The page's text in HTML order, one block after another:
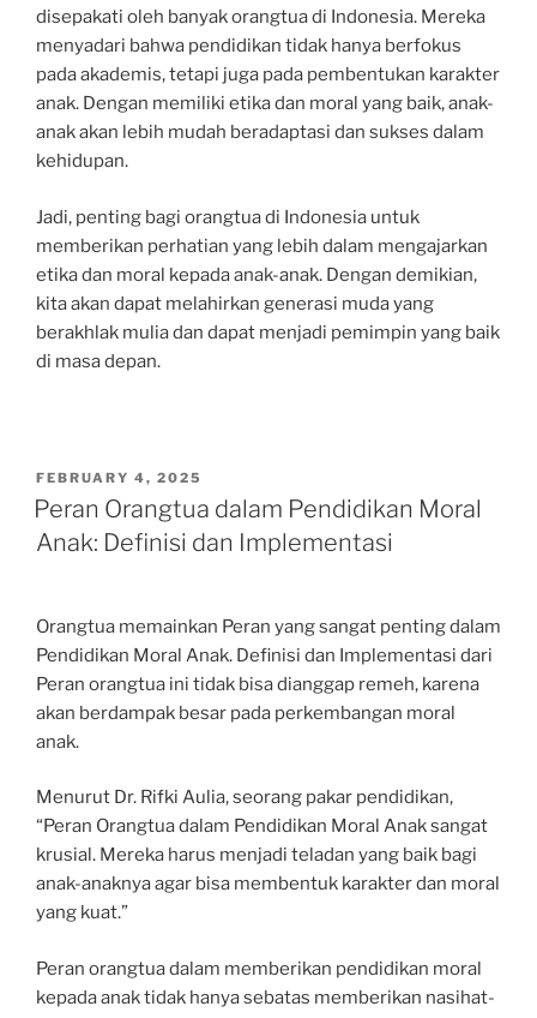
disepakati oleh banyak orangtua di Indonesia. Mereka
menyadari bahwa pendidikan tidak hanya berfokus
pada akademis, tetapi juga pada pembentukan karakter
anak. Dengan memiliki etika dan moral yang baik, anak-
anak akan lebih mudah beradaptasi dan sukses dalam
kehidupan.
Jadi, penting bagi orangtua di Indonesia untuk
memberikan perhatian yang lebih dalam mengajarkan
etika dan moral kepada anak-anak. Dengan demikian,
kita akan dapat melahirkan generasi muda yang
berakhlak mulia dan dapat menjadi pemimpin yang baik
di masa depan.
POSTED
ON
FEBRUARY 4, 2025
Peran Orangtua dalam Pendidikan Moral
Anak: Definisi dan Implementasi
Orangtua memainkan Peran yang sangat penting dalam
Pendidikan Moral Anak. Definisi dan Implementasi dari
Peran orangtua ini tidak bisa dianggap remeh, karena
akan berdampak besar pada perkembangan moral
anak.
Menurut Dr. Rifki Aulia, seorang pakar pendidikan,
“Peran Orangtua dalam Pendidikan Moral Anak sangat
krusial. Mereka harus menjadi teladan yang baik bagi
anak-anaknya agar bisa membentuk karakter dan moral
yang kuat.”
Peran orangtua dalam memberikan pendidikan moral
kepada anak tidak hanya sebatas memberikan nasihat-